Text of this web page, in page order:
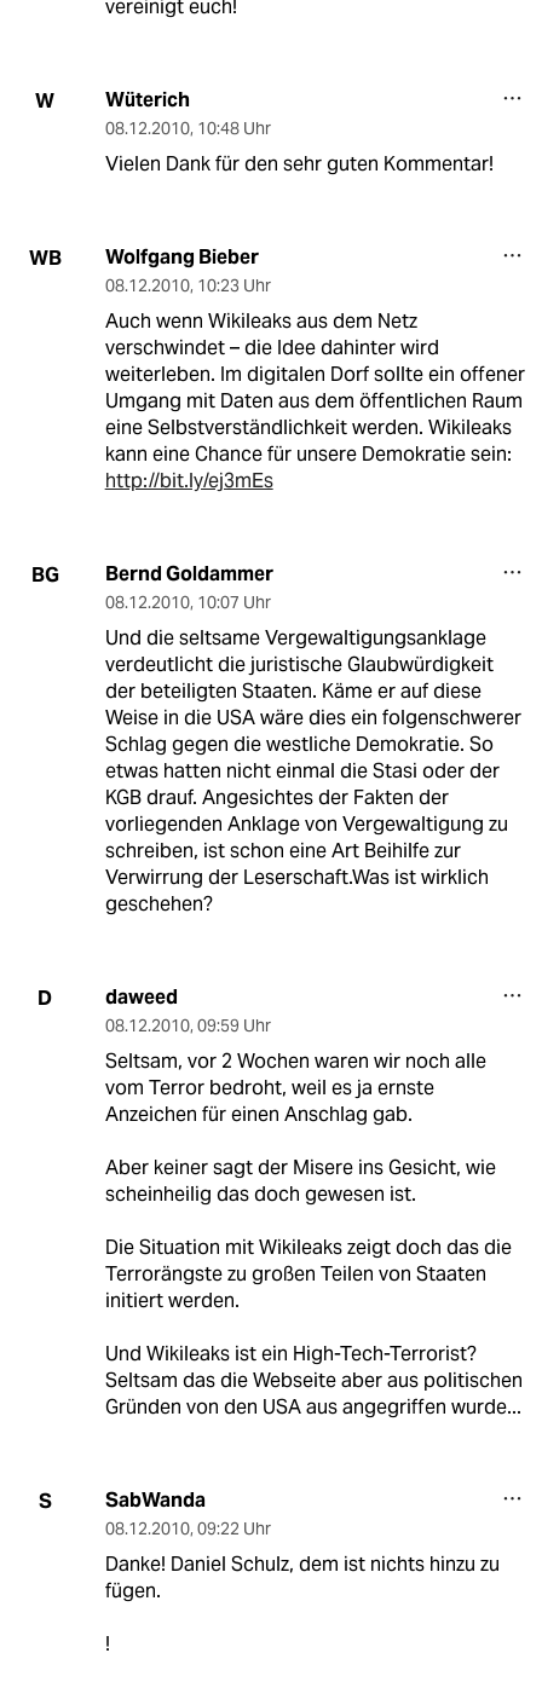
vereinigt euch!
W Wüterich
08.12.2010, 10:48 Uhr
Vielen Dank für den sehr guten Kommentar!
WB Wolfgang Bieber
08.12.2010, 10:23 Uhr
Auch wenn Wikileaks aus dem Netz
verschwindet – die Idee dahinter wird
weiterleben. Im digitalen Dorf sollte ein offener
Umgang mit Daten aus dem öffentlichen Raum
eine Selbstverständlichkeit werden. Wikileaks
kann eine Chance für unsere Demokratie sein:
http://bit.ly/ej3mEs
BG Bernd Goldammer
08.12.2010, 10:07 Uhr
Und die seltsame Vergewaltigungsanklage
verdeutlicht die juristische Glaubwürdigkeit
der beteiligten Staaten. Käme er auf diese
Weise in die USA wäre dies ein folgenschwerer
Schlag gegen die westliche Demokratie. So
etwas hatten nicht einmal die Stasi oder der
KGB drauf. Angesichtes der Fakten der
vorliegenden Anklage von Vergewaltigung zu
schreiben, ist schon eine Art Beihilfe zur
Verwirrung der Leserschaft.Was ist wirklich
geschehen?
D daweed
08.12.2010, 09:59 Uhr
Seltsam, vor 2 Wochen waren wir noch alle
vom Terror bedroht, weil es ja ernste
Anzeichen für einen Anschlag gab.
Aber keiner sagt der Misere ins Gesicht, wie
scheinheilig das doch gewesen ist.
Die Situation mit Wikileaks zeigt doch das die
Terrorängste zu großen Teilen von Staaten
initiert werden.
Und Wikileaks ist ein High-Tech-Terrorist?
Seltsam das die Webseite aber aus politischen
Gründen von den USA aus angegriffen wurde...
S SabWanda
08.12.2010, 09:22 Uhr
Danke! Daniel Schulz, dem ist nichts hinzu zu
fügen.
!